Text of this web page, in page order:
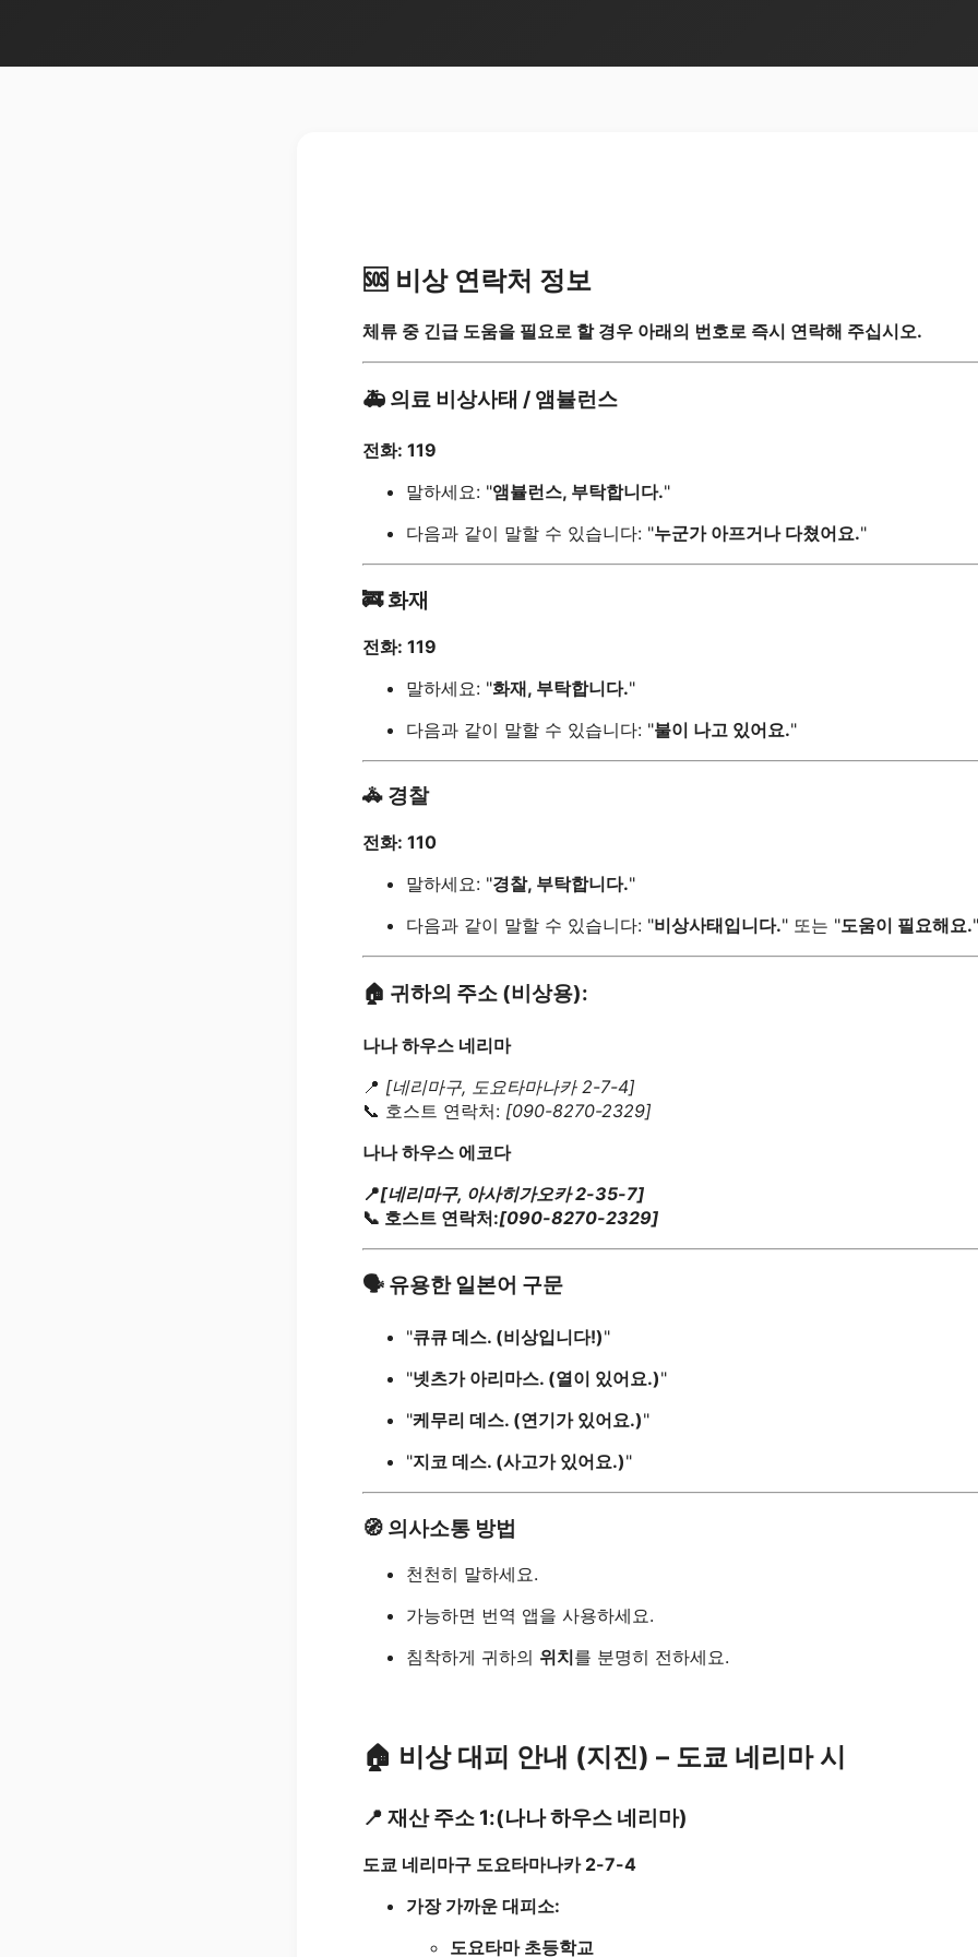
🆘 비상 연락처 정보
체류 중 긴급 도움을 필요로 할 경우 아래의 번호로 즉시 연락해 주십시오.
🚑 의료 비상사태 / 앰뷸런스
전화: 119
말하세요: "앰뷸런스, 부탁합니다."
다음과 같이 말할 수 있습니다: "누군가 아프거나 다쳤어요."
🚒화재
전화: 119
말하세요: "화재, 부탁합니다."
다음과 같이 말할 수 있습니다: "불이 나고 있어요."
🚓 경찰
전화: 110
말하세요: "경찰, 부탁합니다."
다음과 같이 말할 수 있습니다: "비상사태입니다." 또는 "도움이 필요해요."
🏠 귀하의 주소 (비상용):
나나 하우스 네리마
📍 [네리마구, 도요타마나카 2-7-4]
📞 호스트 연락처: [090-8270-2329]
나나 하우스 에코다
📍[네리마구, 아사히가오카 2-35-7]
📞 호스트 연락처:[090-8270-2329]
🗣 유용한 일본어 구문
"큐큐 데스. (비상입니다!)"
"넷츠가 아리마스. (열이 있어요.)"
"케무리 데스. (연기가 있어요.)"
"지코 데스. (사고가 있어요.)"
🧭 의사소통 방법
천천히 말하세요.
가능하면 번역 앱을 사용하세요.
침착하게 귀하의 위치를 분명히 전하세요.
🏠 비상 대피 안내 (지진) – 도쿄 네리마 시
📍 재산 주소 1:(나나 하우스 네리마)
도쿄 네리마구 도요타마나카 2-7-4
가장 가까운 대피소:
도요타마 초등학교